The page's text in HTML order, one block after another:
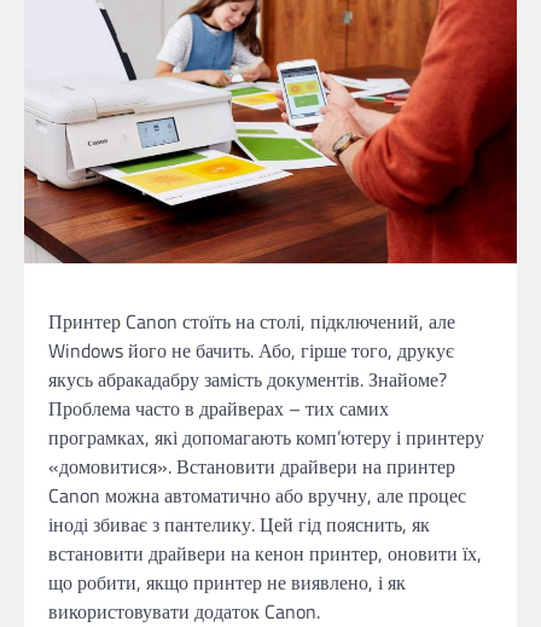
Принтер Canon стоїть на столі, підключений, але
Windows його не бачить. Або, гірше того, друкує
якусь абракадабру замість документів. Знайоме?
Проблема часто в драйверах – тих самих
програмках, які допомагають комп’ютеру і принтеру
«домовитися». Встановити драйвери на принтер
Canon можна автоматично або вручну, але процес
іноді збиває з пантелику. Цей гід пояснить, як
встановити драйвери на кенон принтер, оновити їх,
що робити, якщо принтер не виявлено, і як
використовувати додаток Canon.